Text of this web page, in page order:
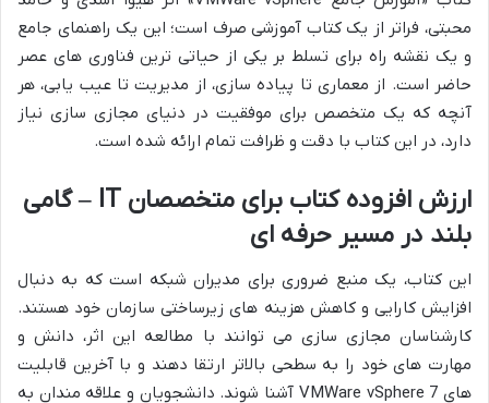
محبتی، فراتر از یک کتاب آموزشی صرف است؛ این یک راهنمای جامع
و یک نقشه راه برای تسلط بر یکی از حیاتی ترین فناوری های عصر
حاضر است. از معماری تا پیاده سازی، از مدیریت تا عیب یابی، هر
آنچه که یک متخصص برای موفقیت در دنیای مجازی سازی نیاز
دارد، در این کتاب با دقت و ظرافت تمام ارائه شده است.
ارزش افزوده کتاب برای متخصصان IT – گامی
بلند در مسیر حرفه ای
این کتاب، یک منبع ضروری برای مدیران شبکه است که به دنبال
افزایش کارایی و کاهش هزینه های زیرساختی سازمان خود هستند.
کارشناسان مجازی سازی می توانند با مطالعه این اثر، دانش و
مهارت های خود را به سطحی بالاتر ارتقا دهند و با آخرین قابلیت
های VMWare vSphere 7 آشنا شوند. دانشجویان و علاقه مندان به